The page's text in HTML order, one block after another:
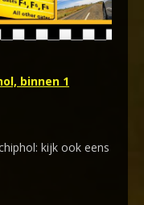
binnen 1
kijk ook eens